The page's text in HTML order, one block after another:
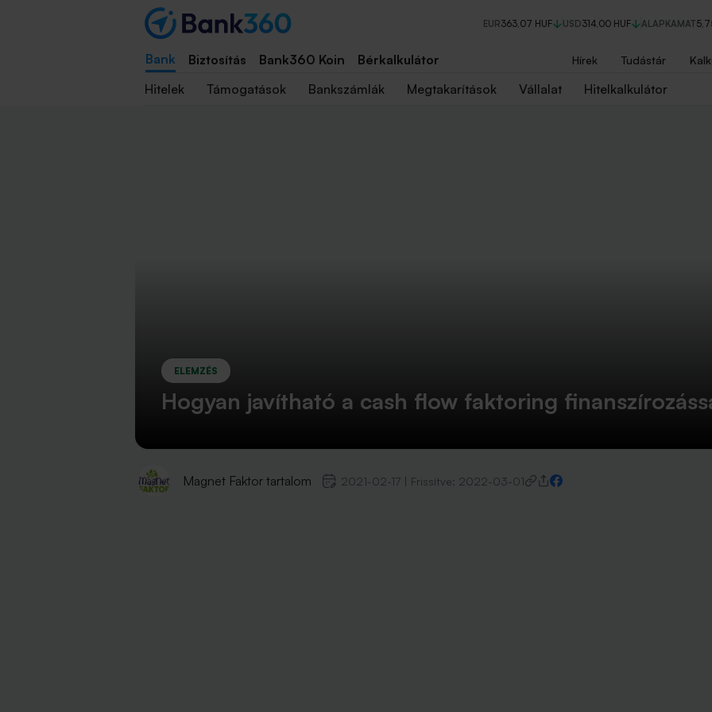
EUR363,07 HUF USD314,00 HUF ALAPKAMAT
Bank Biztosítás Bank360 Koin Bérkalkulátor Hírek Tudástár
Hitelek Támogatások Bankszámlák Megtakarítások Vállalat Hitelkalkulátor
ELEMZÉS
Hogyan javítható a cash flow faktoring
Magnet Faktor tartalom 2021-02-17 Frissítve: 2022-03-01